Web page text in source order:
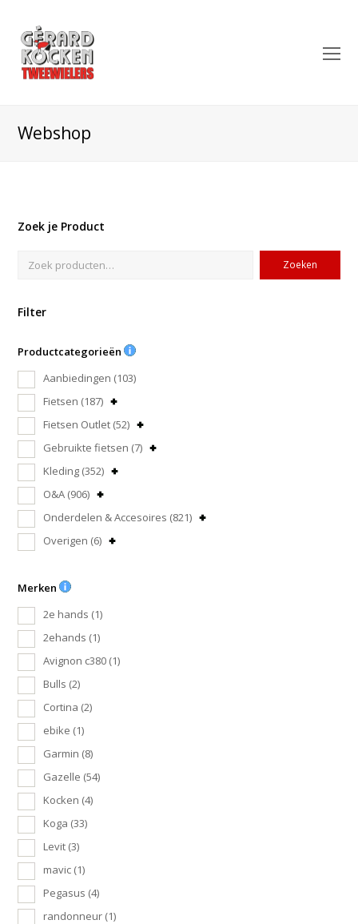
Webshop
Zoek je Product
Zoeken
Filter
Productcategorieën
Aanbiedingen (103)
Fietsen (187)
Fietsen Outlet (52)
Gebruikte fietsen (7)
Kleding (352)
O&A (906)
Onderdelen & Accesoires (821)
Overigen (6)
Merken
2e hands (1)
2ehands (1)
Avignon c380 (1)
Bulls (2)
Cortina (2)
ebike (1)
Garmin (8)
Gazelle (54)
Kocken (4)
Koga (33)
Levit (3)
mavic (1)
Pegasus (4)
randonneur (1)